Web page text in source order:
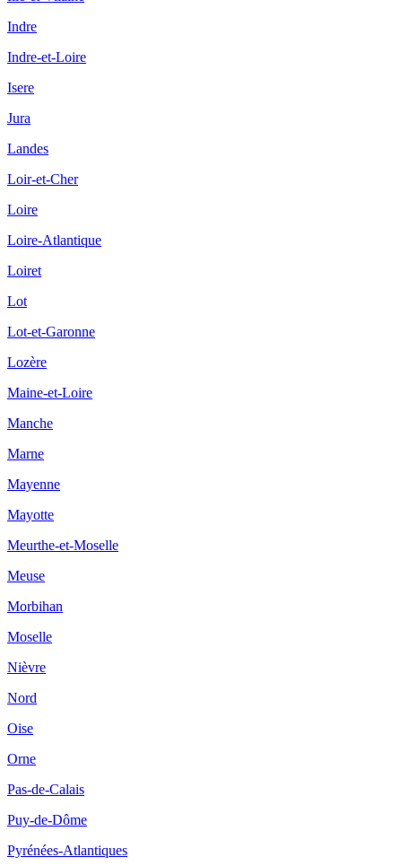
Indre
Indre-et-Loire
Isere
Jura
Landes
Loir-et-Cher
Loire
Loire-Atlantique
Loiret
Lot
Lot-et-Garonne
Lozère
Maine-et-Loire
Manche
Marne
Mayenne
Mayotte
Meurthe-et-Moselle
Meuse
Morbihan
Moselle
Nièvre
Nord
Oise
Orne
Pas-de-Calais
Puy-de-Dôme
Pyrénées-Atlantiques